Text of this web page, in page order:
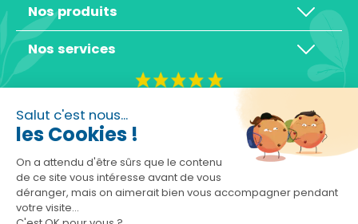
Salut c'est nous...
les Cookies !
On a attendu d'être sûrs que le contenu
de ce site vous intéresse avant de vous
déranger, mais on aimerait bien vous accompagner pendant
votre visite...
Nos produits
Nos services